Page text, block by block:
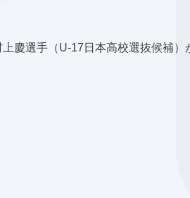
慶選手（U-17日本高校選抜候補）